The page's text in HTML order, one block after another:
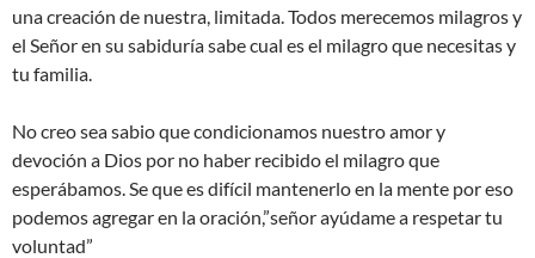
una creación de nuestra, limitada. Todos merecemos milagros y
el Señor en su sabiduría sabe cual es el milagro que necesitas y
tu familia.
No creo sea sabio que condicionamos nuestro amor y
devoción a Dios por no haber recibido el milagro que
esperábamos. Se que es difícil mantenerlo en la mente por eso
podemos agregar en la oración,”señor ayúdame a respetar tu
voluntad”